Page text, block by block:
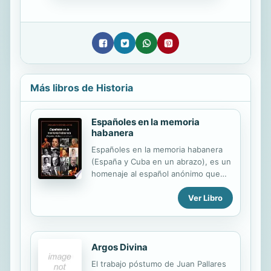
Más libros de Historia
Españoles en la memoria
habanera
Españoles en la memoria habanera
(España y Cuba en un abrazo), es un
homenaje al español anónimo que
llegó a Cuba, trabajó duro, hizo o no
familia y se aplatanó lo suficiente
como para unir sus destinos al del
los nombres de algunos célebres de
los que jamás escuchó antes porque
la celebridad toda la alcanzaron en
Ver Libro
Argos Divina
El trabajo póstumo de Juan Pallares